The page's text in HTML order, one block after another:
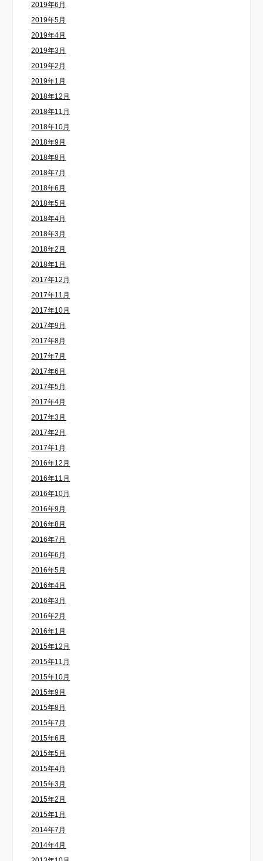
2019年6月
2019年5月
2019年4月
2019年3月
2019年2月
2019年1月
2018年12月
2018年11月
2018年10月
2018年9月
2018年8月
2018年7月
2018年6月
2018年5月
2018年4月
2018年3月
2018年2月
2018年1月
2017年12月
2017年11月
2017年10月
2017年9月
2017年8月
2017年7月
2017年6月
2017年5月
2017年4月
2017年3月
2017年2月
2017年1月
2016年12月
2016年11月
2016年10月
2016年9月
2016年8月
2016年7月
2016年6月
2016年5月
2016年4月
2016年3月
2016年2月
2016年1月
2015年12月
2015年11月
2015年10月
2015年9月
2015年8月
2015年7月
2015年6月
2015年5月
2015年4月
2015年3月
2015年2月
2015年1月
2014年7月
2014年4月